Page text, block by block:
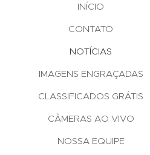
INÍCIO
CONTATO
NOTÍCIAS
IMAGENS ENGRAÇADAS
CLASSIFICADOS GRÁTIS
CÂMERAS AO VIVO
NOSSA EQUIPE